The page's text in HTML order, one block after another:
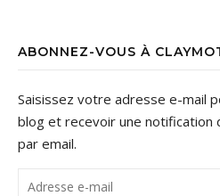
ABONNEZ-VOUS À
Saisissez votre adresse e-mail
blog et recevoir une notification
par email.
Adresse e-mail